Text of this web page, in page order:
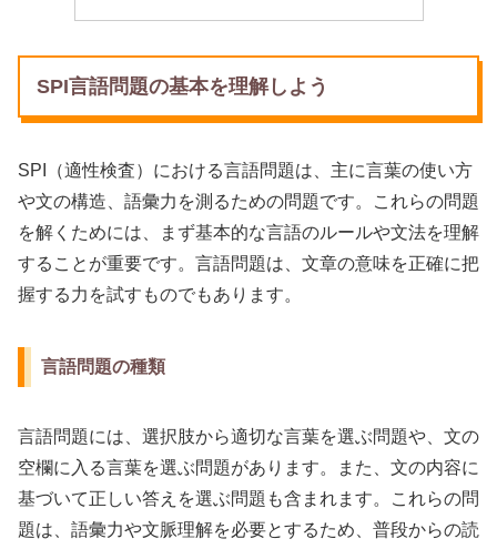
SPI言語問題の基本を理解しよう
SPI（適性検査）における言語問題は、主に言葉の使い方
や文の構造、語彙力を測るための問題です。これらの問題
を解くためには、まず基本的な言語のルールや文法を理解
することが重要です。言語問題は、文章の意味を正確に把
握する力を試すものでもあります。
言語問題の種類
言語問題には、選択肢から適切な言葉を選ぶ問題や、文の
空欄に入る言葉を選ぶ問題があります。また、文の内容に
基づいて正しい答えを選ぶ問題も含まれます。これらの問
題は、語彙力や文脈理解を必要とするため、普段からの読